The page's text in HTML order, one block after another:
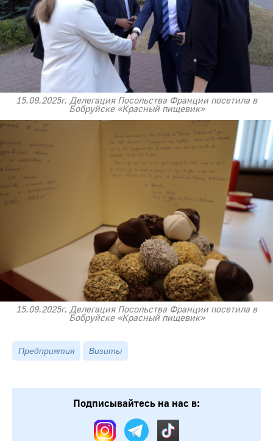
15.09.2025г. Делегация Посольства Франции посетила в
Бобруйске «Красный пищевик»
15.09.2025г. Делегация Посольства Франции посетила в
Бобруйске «Красный пищевик»
Предприятия Визиты
Подписывайтесь на нас в: